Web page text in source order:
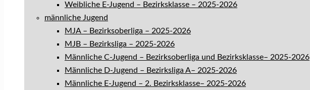
Weibliche E-Jugend – Bezirksklasse – 2025-2026
männliche Jugend
MJA – Bezirksoberliga – 2025-2026
MJB – Bezirksliga – 2025-2026
Männliche C-Jugend – Bezirksoberliga und Bezirksklasse– 2025-2026
Männliche D-Jugend – Bezirksliga A– 2025-2026
Männliche E-Jugend – 2. Bezirksklasse– 2025-2026